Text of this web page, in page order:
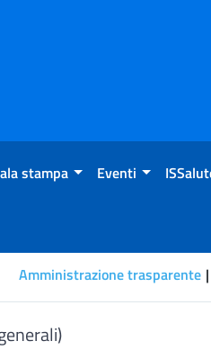
stampa Eventi
Amministrazione trasparente
non